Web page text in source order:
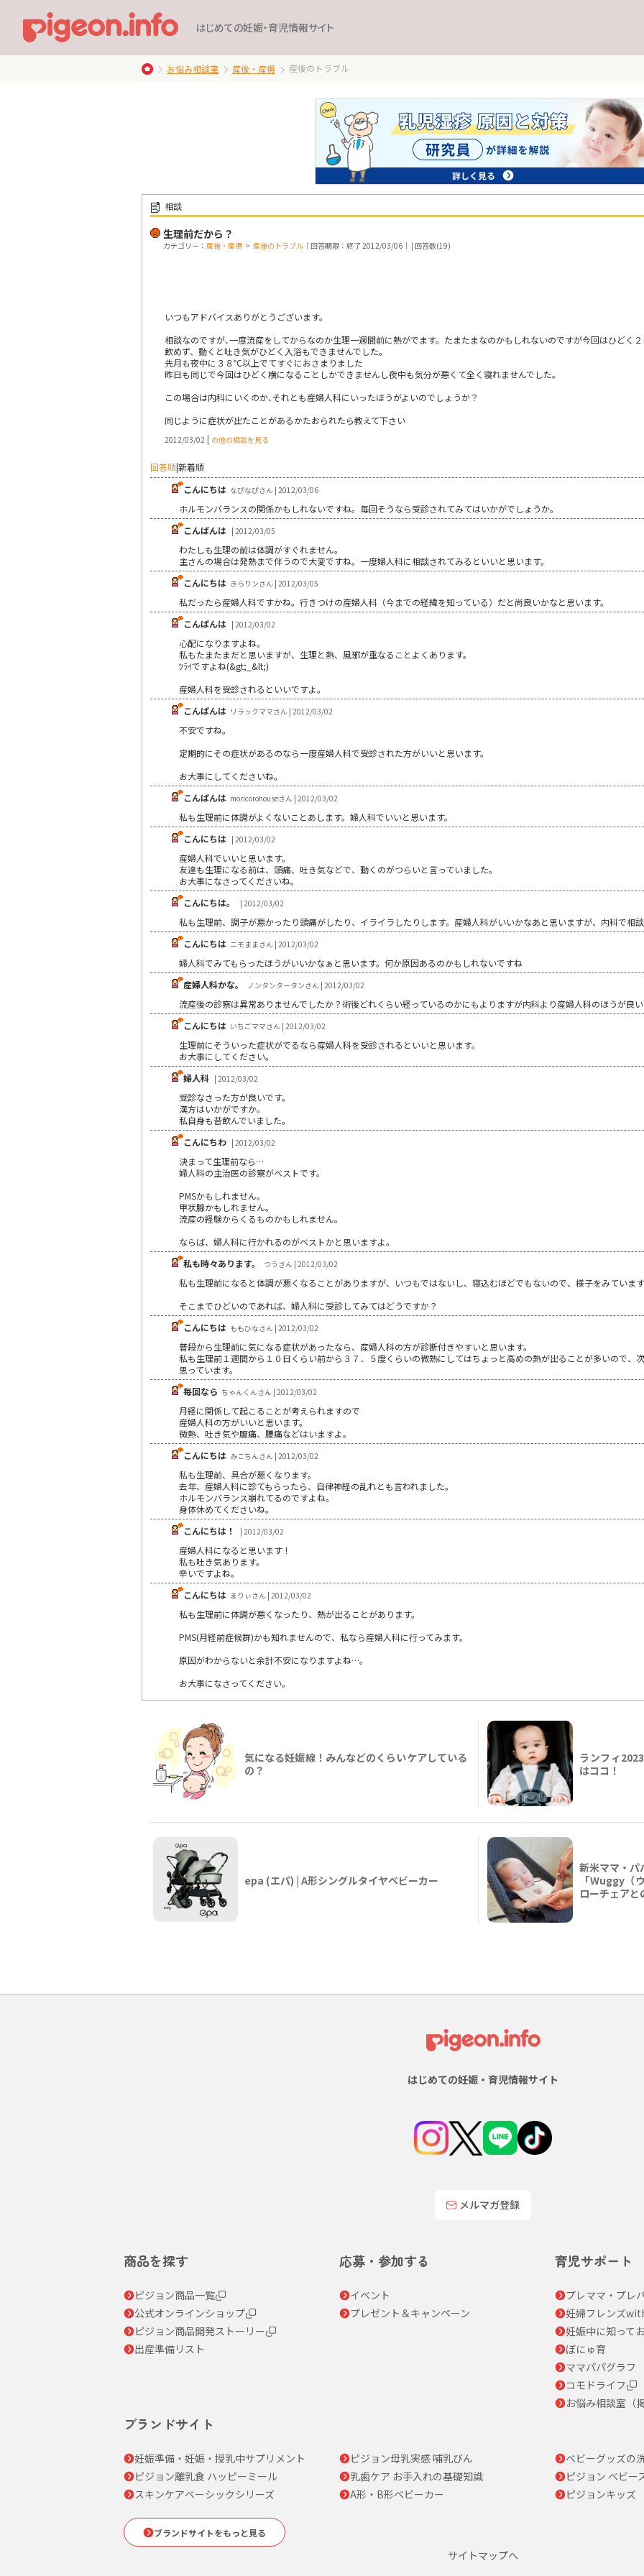
はじめての妊娠・育児情報サイト
お悩み相談室 産後・産褥 産後のトラブル
相談
生理前だから？
カテゴリー： 産後・産褥 > 産後のトラブル ｜回答期限：終了 2012/03/06｜ | 回答数(19)
いつもアドバイスありがとうございます。
相談なのですが､一度流産をしてからなのか生理一週間前に熱がでます。たまたまなのかもしれないのですが今回はひどく
飲めず、動くと吐き気がひどく入浴もできませんでした。
先月も夜中に３８℃以上でてすぐにおさまりました
昨日も同じで今回はひどく横になることしかできませんし夜中も気分が悪くて全く寝れませんでした。
この場合は内科にいくのか､それとも産婦人科にいったほうがよいのでしょうか？
同じように症状が出たことがあるかたおられたら教えて下さい
2012/03/02 | の他の相談を見る
回答順|新着順
こんにちは なぴなぴさん | 2012/03/06
ホルモンバランスの関係かもしれないですね。毎回そうなら受診されてみてはいかがでしょうか。
こんばんは | 2012/03/05
わたしも生理の前は体調がすぐれません。
主さんの場合は発熱まで伴うので大変ですね。一度婦人科に相談されてみるといいと思います。
こんにちは きらりンさん | 2012/03/05
私だったら産婦人科ですかね。行きつけの産婦人科（今までの経緯を知っている）だと尚良いかなと思います。
こんばんは | 2012/03/02
心配になりますよね。
私もたまたまだと思いますが、生理と熱、風邪が重なることよくあります。
ﾂﾗｲですよね(&gt;_&lt;)
産婦人科を受診されるといいですよ。
こんばんは リラックママさん | 2012/03/02
不安ですね。
定期的にその症状があるのなら一度産婦人科で受診された方がいいと思います。
お大事にしてくださいね。
こんばんは moricorohouseさん | 2012/03/02
私も生理前に体調がよくないことあします。婦人科でいいと思います。
こんにちは | 2012/03/02
産婦人科でいいと思います。
友達も生理になる前は、頭痛、吐き気などで、動くのがつらいと言っていました。
お大事になさってくださいね。
こんにちは。
| 2012/03/02
私も生理前、調子が悪かったり頭痛がしたり、イライラしたりします。産婦人科がいいかなあと思いますが、内科で相
こんにちは ニモままさん | 2012/03/02
婦人科でみてもらったほうがいいかなぁと思います。何か原因あるのかもしれないですね
産婦人科かな。
ノンタンタータンさん | 2012/03/02
流産後の診察は異常ありませんでしたか？術後どれくらい経っているのかにもよりますが内科より産婦人科のほうが良い
こんにちは いちごママさん | 2012/03/02
生理前にそういった症状がでるなら産婦人科を受診されるといいと思います。
お大事にしてください。
婦人科 | 2012/03/02
受診なさった方が良いです。
漢方はいかがですか。
私自身も昔飲んでいました。
こんにちわ | 2012/03/02
決まって生理前なら…
婦人科の主治医の診察がベストです。
PMSかもしれません。
甲状腺かもしれません。
流産の経験からくるものかもしれません。
ならば、婦人科に行かれるのがベストかと思いますよ。
私も時々あります。
つうさん | 2012/03/02
私も生理前になると体調が悪くなることがありますが、いつもではないし、寝込むほどでもないので、様子をみています
そこまでひどいのであれば、婦人科に受診してみてはどうですか？
こんにちは ももひなさん | 2012/03/02
普段から生理前に気になる症状があったなら、産婦人科の方が診断付きやすいと思います。
私も生理前１週間から１０日くらい前から３７．５度くらいの微熱にしてはちょっと高めの熱が出ることが多いので、
思っています。
毎回なら ちゃんくんさん | 2012/03/02
月経に関係して起こることが考えられますので
産婦人科の方がいいと思います。
微熱、吐き気や腹痛、腰痛などはいますよ。
こんにちは みこちんさん | 2012/03/02
私も生理前、具合が悪くなります。
去年、産婦人科に診てもらったら、自律神経の乱れとも言われました。
ホルモンバランス崩れてるのですよね。
身体休めてくださいね。
こんにちは！
| 2012/03/02
産婦人科になると思います！
私も吐き気あります。
辛いですよね。
こんにちは まりぃさん | 2012/03/02
私も生理前に体調が悪くなったり、熱が出ることがあります。
PMS(月経前症候群)かも知れませんので、私なら産婦人科に行ってみます。
原因がわからないと余計不安になりますよね…。
お大事になさってください。
気になる妊娠線！みんなどのくらいケアしている
の？
ランフィ
はココ！
epa (エパ) | A形シングルタイヤベビーカー
新米ママ・パ
「Wuggy（
ローチェアと
はじめての妊娠・育児情報サイト
メルマガ登録
商品を探す
ピジョン商品一覧
公式オンラインショップ
ピジョン商品開発ストーリー
出産準備リスト
応募・参加する
イベント
プレゼント＆キャンペーン
育児サポート
プレママ・プレ
妊婦フレンズ
妊娠中に知って
ぼにゅ育
ママパパグラフ
コモドライフ
お悩み相談室（
ブランドサイト
妊娠準備・妊娠・授乳中サプリメント ピジョン母乳実感 哺乳びん
ベビーグッズの
ピジョン離乳食 ハッピーミール
乳歯ケア お手入れの基礎知識
ピジョン ベビー
スキンケアベーシックシリーズ
A形・B形ベビーカー ピジョンキッズ
ブランドサイトをもっと見る
サイトマップへ